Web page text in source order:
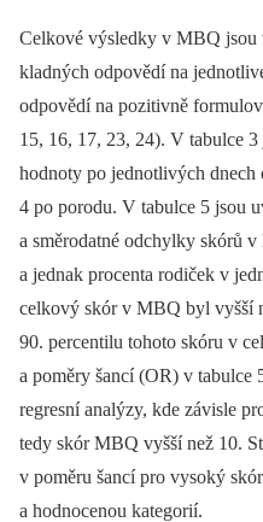
Celkové výsledky v MBQ jsou
kladných odpovědí na
odpovědí na pozitivně
15, 16, 17, 23, 24). V tabulce
hodnoty po jednotlivých dnech
4 po porodu. V tabulce 5 jsou
a směrodatné odchylky skórů
a jednak procenta rodiček v
celkový skór v MBQ byl vyšší
90. percentilu tohoto skóru v
a poměry šancí (OR) v tabulce
regresní analýzy, kde závisle
tedy skór MBQ vyšší než 10.
v poměru šancí pro vysoký
a hodnocenou kategorií.